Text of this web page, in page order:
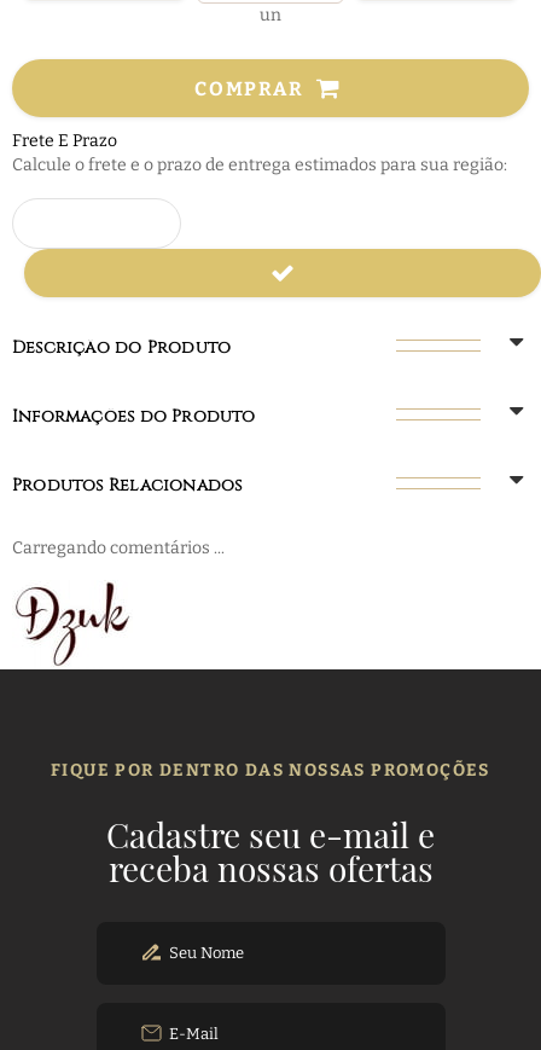
un
COMPRAR
Frete E Prazo
Calcule o frete e o prazo de entrega estimados para sua região:
Descrição do Produto
Informações do Produto
Produtos Relacionados
Carregando comentários ...
FIQUE POR DENTRO DAS NOSSAS PROMOÇÕES
Cadastre seu e-mail e
receba nossas ofertas